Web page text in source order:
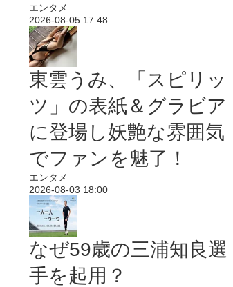
エンタメ
2026-08-05 17:48
東雲うみ、「スピリッ
ツ」の表紙＆グラビア
に登場し妖艶な雰囲気
でファンを魅了！
エンタメ
2026-08-03 18:00
なぜ59歳の三浦知良選
手を起用？